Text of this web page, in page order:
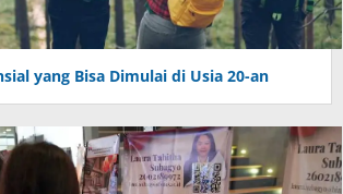
yang Bisa Dimulai di Usia 20-an